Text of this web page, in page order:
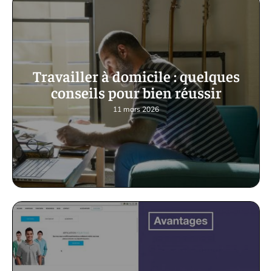
Travailler à domicile : quelques
conseils pour bien réussir
11 mars 2026